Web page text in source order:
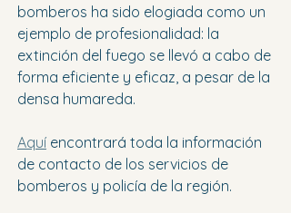
bomberos ha sido elogiada como un
ejemplo de profesionalidad: la
extinción del fuego se llevó a cabo de
forma eficiente y eficaz, a pesar de la
densa humareda.
Aquí encontrará toda la información
de contacto de los servicios de
bomberos y policía de la región.